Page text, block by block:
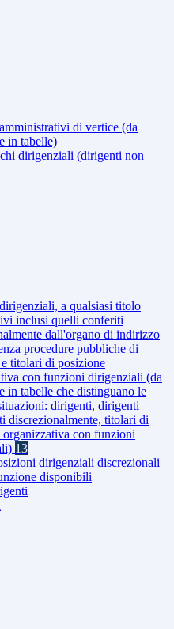
di vertice (da
in tabelle)
dirigenziali (dirigenti non
a qualsiasi titolo
inclusi quelli conferiti
dall'organo di indirizzo
procedure pubbliche di
e titolari di posizione
con funzioni dirigenziali (da
in tabelle che distinguano le
dirigenti, dirigenti
discrezionalmente, titolari di
organizzativa con funzioni
13
dirigenziali discrezionali
disponibili